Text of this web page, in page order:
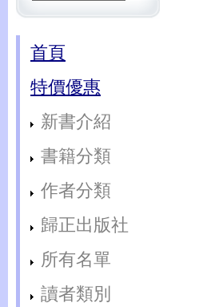
首頁
特價優惠
新書介紹
書籍分類
作者分類
歸正出版社
所有名單
讀者類別